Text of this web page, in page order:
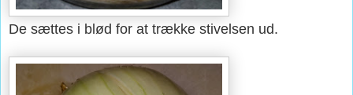
De sættes i blød for at trække stivelsen ud.